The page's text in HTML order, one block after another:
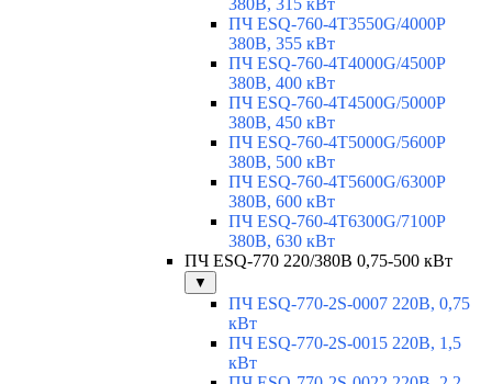
380В, 315 кВт
ПЧ ESQ-760-4T3550G/4000P
380В, 355 кВт
ПЧ ESQ-760-4T4000G/4500P
380В, 400 кВт
ПЧ ESQ-760-4T4500G/5000P
380В, 450 кВт
ПЧ ESQ-760-4T5000G/5600P
380В, 500 кВт
ПЧ ESQ-760-4T5600G/6300P
380В, 600 кВт
ПЧ ESQ-760-4T6300G/7100P
380В, 630 кВт
ПЧ ESQ-770 220/380В 0,75-500 кВт
▼
ПЧ ESQ-770-2S-0007 220В, 0,75
кВт
ПЧ ESQ-770-2S-0015 220В, 1,5
кВт